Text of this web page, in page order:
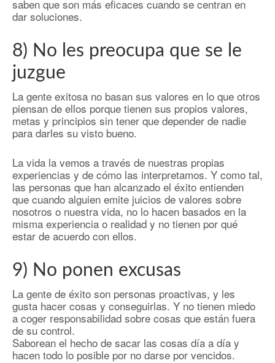
saben que son más eficaces cuando se centran en
dar soluciones.
8) No les preocupa que se le
juzgue
La gente exitosa no basan sus valores en lo que otros
piensan de ellos porque tienen sus propios valores,
metas y principios sin tener que depender de nadie
para darles su visto bueno.
La vida la vemos a través de nuestras propias
experiencias y de cómo las interpretamos. Y como tal,
las personas que han alcanzado el éxito entienden
que cuando alguien emite juicios de valores sobre
nosotros o nuestra vida, no lo hacen basados en la
misma experiencia o realidad y no tienen por qué
estar de acuerdo con ellos.
9) No ponen excusas
La gente de éxito son personas proactivas, y les
gusta hacer cosas y conseguirlas. Y no tienen miedo
a coger responsabilidad sobre cosas que están fuera
de su control.
Saborean el hecho de sacar las cosas día a día y
hacen todo lo posible por no darse por vencidos.